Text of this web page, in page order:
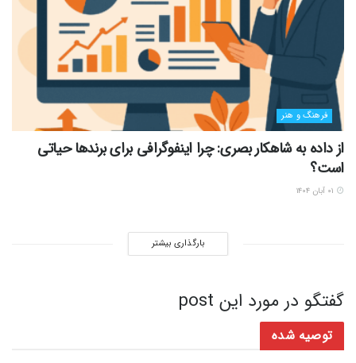
فرهنگ و هنر
از داده به شاهکار بصری: چرا اینفوگرافی برای برندها حیاتی
است؟
بارگذاری بیشتر
گفتگو در مورد این post
توصیه شده